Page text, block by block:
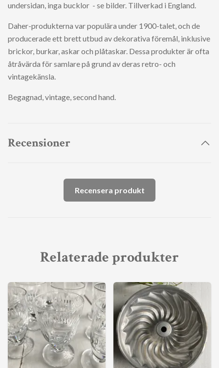
undersidan, inga bucklor - se bilder. Tillverkad i England.
Daher-produkterna var populära under 1900-talet, och de
producerade ett brett utbud av dekorativa föremål, inklusive
brickor, burkar, askar och plåtaskar. Dessa produkter är ofta
åtråvärda för samlare på grund av deras retro- och
vintagekänsla.
Begagnad, vintage, second hand.
Recensioner
Recensera produkt
Relaterade produkter